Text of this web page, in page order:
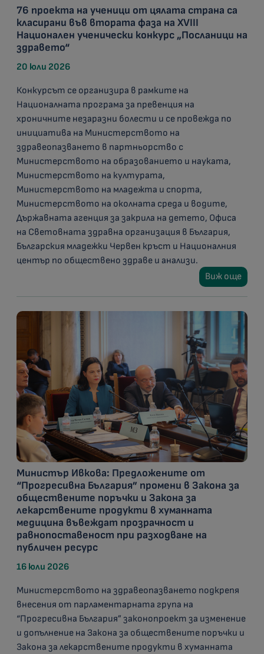
76 проекта на ученици от цялата страна са
класирани във втората фаза на XVIII
Национален ученически конкурс „Посланици на
здравето“
20 юли 2026
Конкурсът се организира в рамките на
Националната програма за превенция на
хроничните незаразни болести и се провежда по
инициатива на Министерството на
здравеопазването в партньорство с
Министерството на образованието и науката,
Министерството на културата,
Министерството на младежта и спорта,
Министерството на околната среда и водите,
Държавната агенция за закрила на детето, Офиса
на Световната здравна организация в България,
Българския младежки Червен кръст и Националния
център по обществено здраве и анализи.
Виж още
Министър Ивкова: Предложените от
“Прогресивна България” промени в Закона за
обществените поръчки и Закона за
лекарствените продукти в хуманната
медицина въвеждат прозрачност и
равнопоставеност при разходване на
публичен ресурс
16 юли 2026
Министерството на здравеопазването подкрепя
внесения от парламентарната група на
“Прогресивна България” законопроект за изменение
и допълнение на Закона за обществените поръчки и
Закона за лекарствените продукти в хуманната